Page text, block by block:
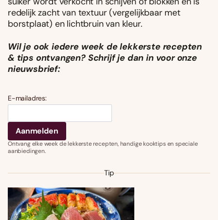
redelijk zacht van textuur (vergelijkbaar met
borstplaat) en lichtbruin van kleur.
Wil je ook iedere week de lekkerste recepten
& tips ontvangen? Schrijf je dan in voor onze
nieuwsbrief:
E-mailadres:
Ontvang elke week de lekkerste recepten, handige kooktips en speciale
aanbiedingen.
Tip